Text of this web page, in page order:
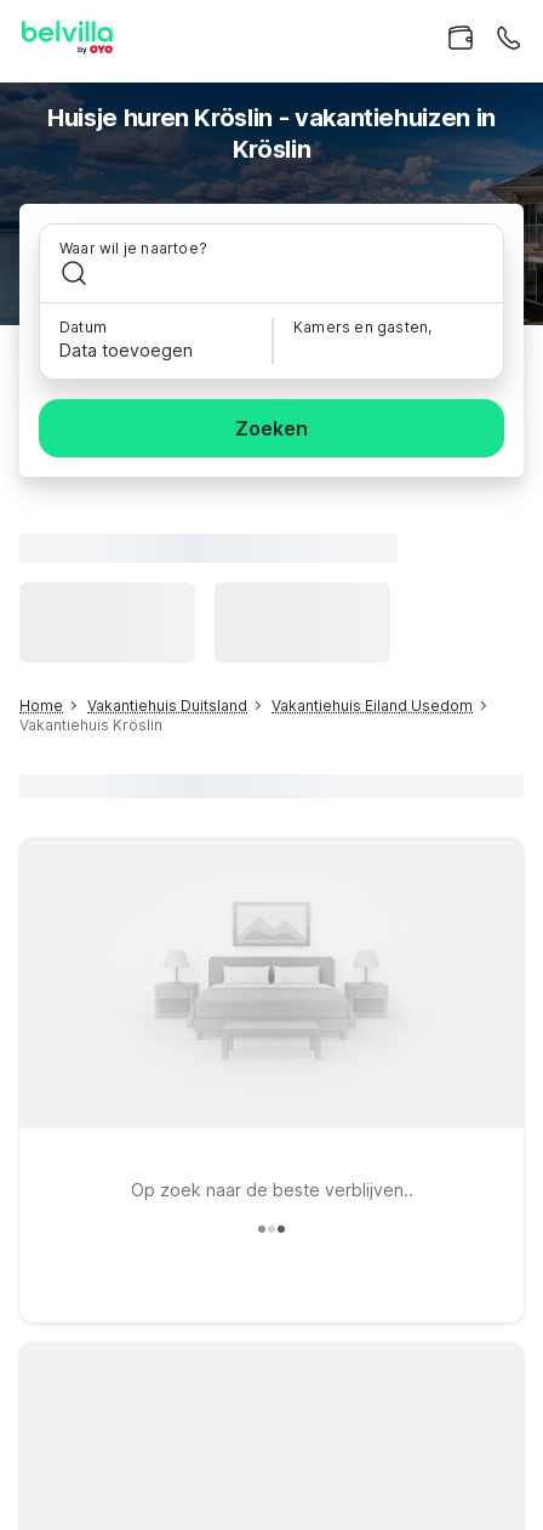
Huisje huren Kröslin - vakantiehuizen in
Kröslin
Waar wil je naartoe?
Datum
Data toevoegen
Kamers en gasten,
Zoeken
Home Vakantiehuis Duitsland
Vakantiehuis Eiland Usedom
Vakantiehuis Kröslin
Op zoek naar de beste verblijven..